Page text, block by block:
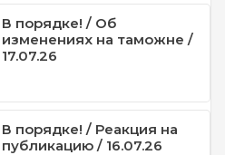
В порядке! / Об
изменениях на таможне /
17.07.26
В порядке! / Реакция на
публикацию / 16.07.26